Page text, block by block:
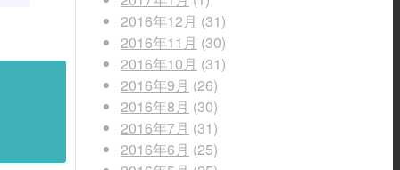
2016年12月 (31)
2016年11月 (30)
2016年10月 (31)
2016年9月 (26)
2016年8月 (30)
2016年7月 (31)
2016年6月 (25)